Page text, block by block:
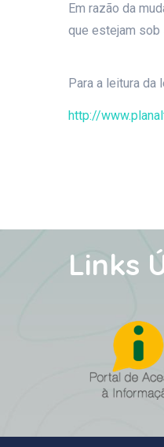
Em razão da
que estejam sob
Para a leitura da
http://
Links